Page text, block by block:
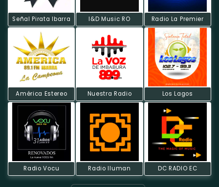
Señal Pirata Ibarra I&D Music RO Radio La Premier
América Estereo Nuestra Radio Los Lagos
Radio Vocu Radio Iluman DC RADIO EC